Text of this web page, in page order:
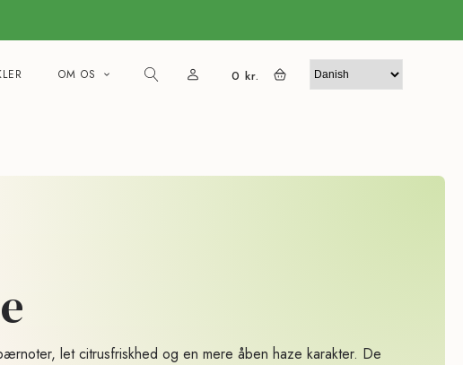
OM OS 0 kr.
let citrusfriskhed og en mere åben haze karakter. De